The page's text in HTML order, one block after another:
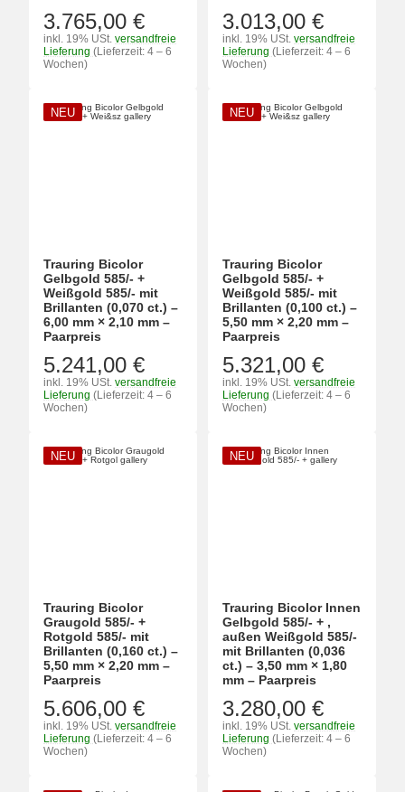
3.765,00 €
inkl. 19% USt. versandfreie
Lieferung (Lieferzeit: 4 – 6
Wochen)
3.013,00 €
inkl. 19% USt. versandfreie
Lieferung (Lieferzeit: 4 – 6
Wochen)
NEU
Trauring Bicolor
Gelbgold 585/- +
Weißgold 585/- mit
Brillanten (0,070 ct.) –
6,00 mm × 2,10 mm –
Paarpreis
5.241,00 €
inkl. 19% USt. versandfreie
Lieferung (Lieferzeit: 4 – 6
Wochen)
NEU
Trauring Bicolor
Gelbgold 585/- +
Weißgold 585/- mit
Brillanten (0,100 ct.) –
5,50 mm × 2,20 mm –
Paarpreis
5.321,00 €
inkl. 19% USt. versandfreie
Lieferung (Lieferzeit: 4 – 6
Wochen)
NEU
Trauring Bicolor
Graugold 585/- +
Rotgold 585/- mit
Brillanten (0,160 ct.) –
5,50 mm × 2,20 mm –
Paarpreis
5.606,00 €
inkl. 19% USt. versandfreie
Lieferung (Lieferzeit: 4 – 6
Wochen)
NEU
Trauring Bicolor Innen
Gelbgold 585/- + ,
außen Weißgold 585/-
mit Brillanten (0,036
ct.) – 3,50 mm × 1,80
mm – Paarpreis
3.280,00 €
inkl. 19% USt. versandfreie
Lieferung (Lieferzeit: 4 – 6
Wochen)